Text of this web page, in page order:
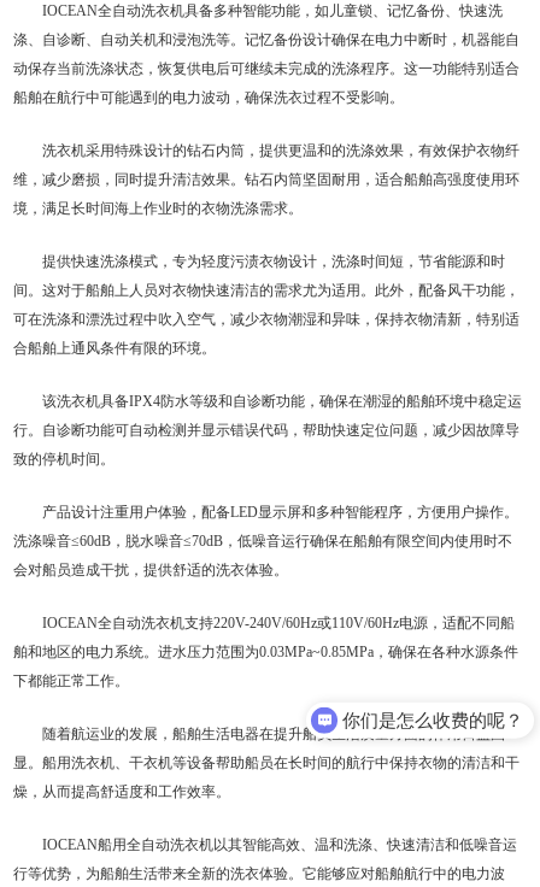
IOCEAN全自动洗衣机具备多种智能功能，如儿童锁、记忆备份、快速洗
涤、自诊断、自动关机和浸泡洗等。记忆备份设计确保在电力中断时，机器能自
动保存当前洗涤状态，恢复供电后可继续未完成的洗涤程序。这一功能特别适合
船舶在航行中可能遇到的电力波动，确保洗衣过程不受影响。
洗衣机采用特殊设计的钻石内筒，提供更温和的洗涤效果，有效保护衣物纤
维，减少磨损，同时提升清洁效果。钻石内筒坚固耐用，适合船舶高强度使用环
境，满足长时间海上作业时的衣物洗涤需求。
提供快速洗涤模式，专为轻度污渍衣物设计，洗涤时间短，节省能源和时
间。这对于船舶上人员对衣物快速清洁的需求尤为适用。此外，配备风干功能，
可在洗涤和漂洗过程中吹入空气，减少衣物潮湿和异味，保持衣物清新，特别适
合船舶上通风条件有限的环境。
该洗衣机具备IPX4防水等级和自诊断功能，确保在潮湿的船舶环境中稳定运
行。自诊断功能可自动检测并显示错误代码，帮助快速定位问题，减少因故障导
致的停机时间。
产品设计注重用户体验，配备LED显示屏和多种智能程序，方便用户操作。
洗涤噪音≤60dB，脱水噪音≤70dB，低噪音运行确保在船舶有限空间内使用时不
会对船员造成干扰，提供舒适的洗衣体验。
IOCEAN全自动洗衣机支持220V-240V/60Hz或110V/60Hz电源，适配不同船
舶和地区的电力系统。进水压力范围为0.03MPa~0.85MPa，确保在各种水源条件
下都能正常工作。
随着航运业的发展，船舶生活电器在提升船员生活质量方面的作用日益凸
显。船用洗衣机、干衣机等设备帮助船员在长时间的航行中保持衣物的清洁和干
燥，从而提高舒适度和工作效率。
IOCEAN船用全自动洗衣机以其智能高效、温和洗涤、快速清洁和低噪音运
行等优势，为船舶生活带来全新的洗衣体验。它能够应对船舶航行中的电力波
你们是怎么收费的呢？